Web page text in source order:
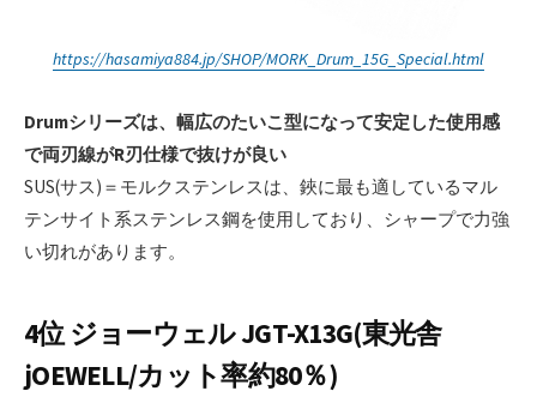
https://hasamiya884.jp/SHOP/MORK_Drum_15G_Special.html
Drumシリーズは、幅広のたいこ型になって安定した使用感
で両刃線がR刃仕様で抜けが良い
SUS(サス)＝モルクステンレスは、鋏に最も適しているマル
テンサイト系ステンレス鋼を使用しており、シャープで力強
い切れがあります。
4位 ジョーウェル JGT-X13G(東光舎
jOEWELL/カット率約80％)